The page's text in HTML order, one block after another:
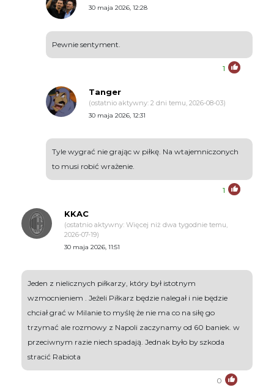
30 maja 2026, 12:28
Pewnie sentyment.
1
Tanger
(ostatnio aktywny: 2 dni temu, 2026-08-03)
30 maja 2026, 12:31
Tyle wygrać nie grając w piłkę. Na wtajemniczonych
to musi robić wrażenie.
1
KKAC
(ostatnio aktywny: Więcej niż dwa tygodnie temu,
2026-07-19)
30 maja 2026, 11:51
Jeden z nielicznych piłkarzy, który był istotnym
wzmocnieniem . Jeżeli Piłkarz będzie nalegał i nie będzie
chciał grać w Milanie to myślę że nie ma co na siłę go
trzymać ale rozmowy z Napoli zaczynamy od 60 baniek. w
przeciwnym razie niech spadają. Jednak było by szkoda
stracić Rabiota
0